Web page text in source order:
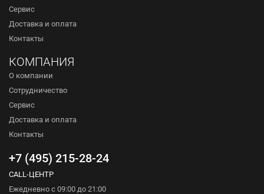
Сервис
Доставка и оплата
Контакты
КОМПАНИЯ
О компании
Сотрудничество
Сервис
Доставка и оплата
Контакты
+7 (495) 215-28-24
CALL-ЦЕНТР
Ежедневно с 09:00 до 21:00